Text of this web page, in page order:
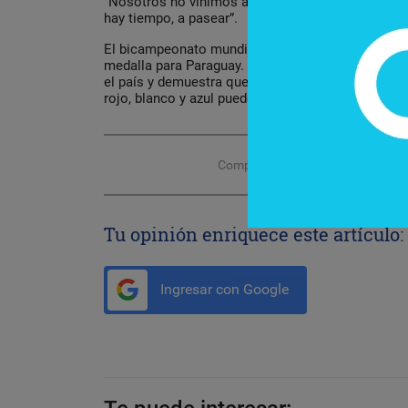
hay tiempo, a pasear”.
El bicampeonato mundial juvenil de bochas
medalla para Paraguay. Refleja el crecimiento de
el país y demuestra que, con disciplina, trabajo
rojo, blanco y azul pueden brillar en cualquier
Compartir con tus amigos de
Tu opinión enriquece este artículo:
Ingresar con Google